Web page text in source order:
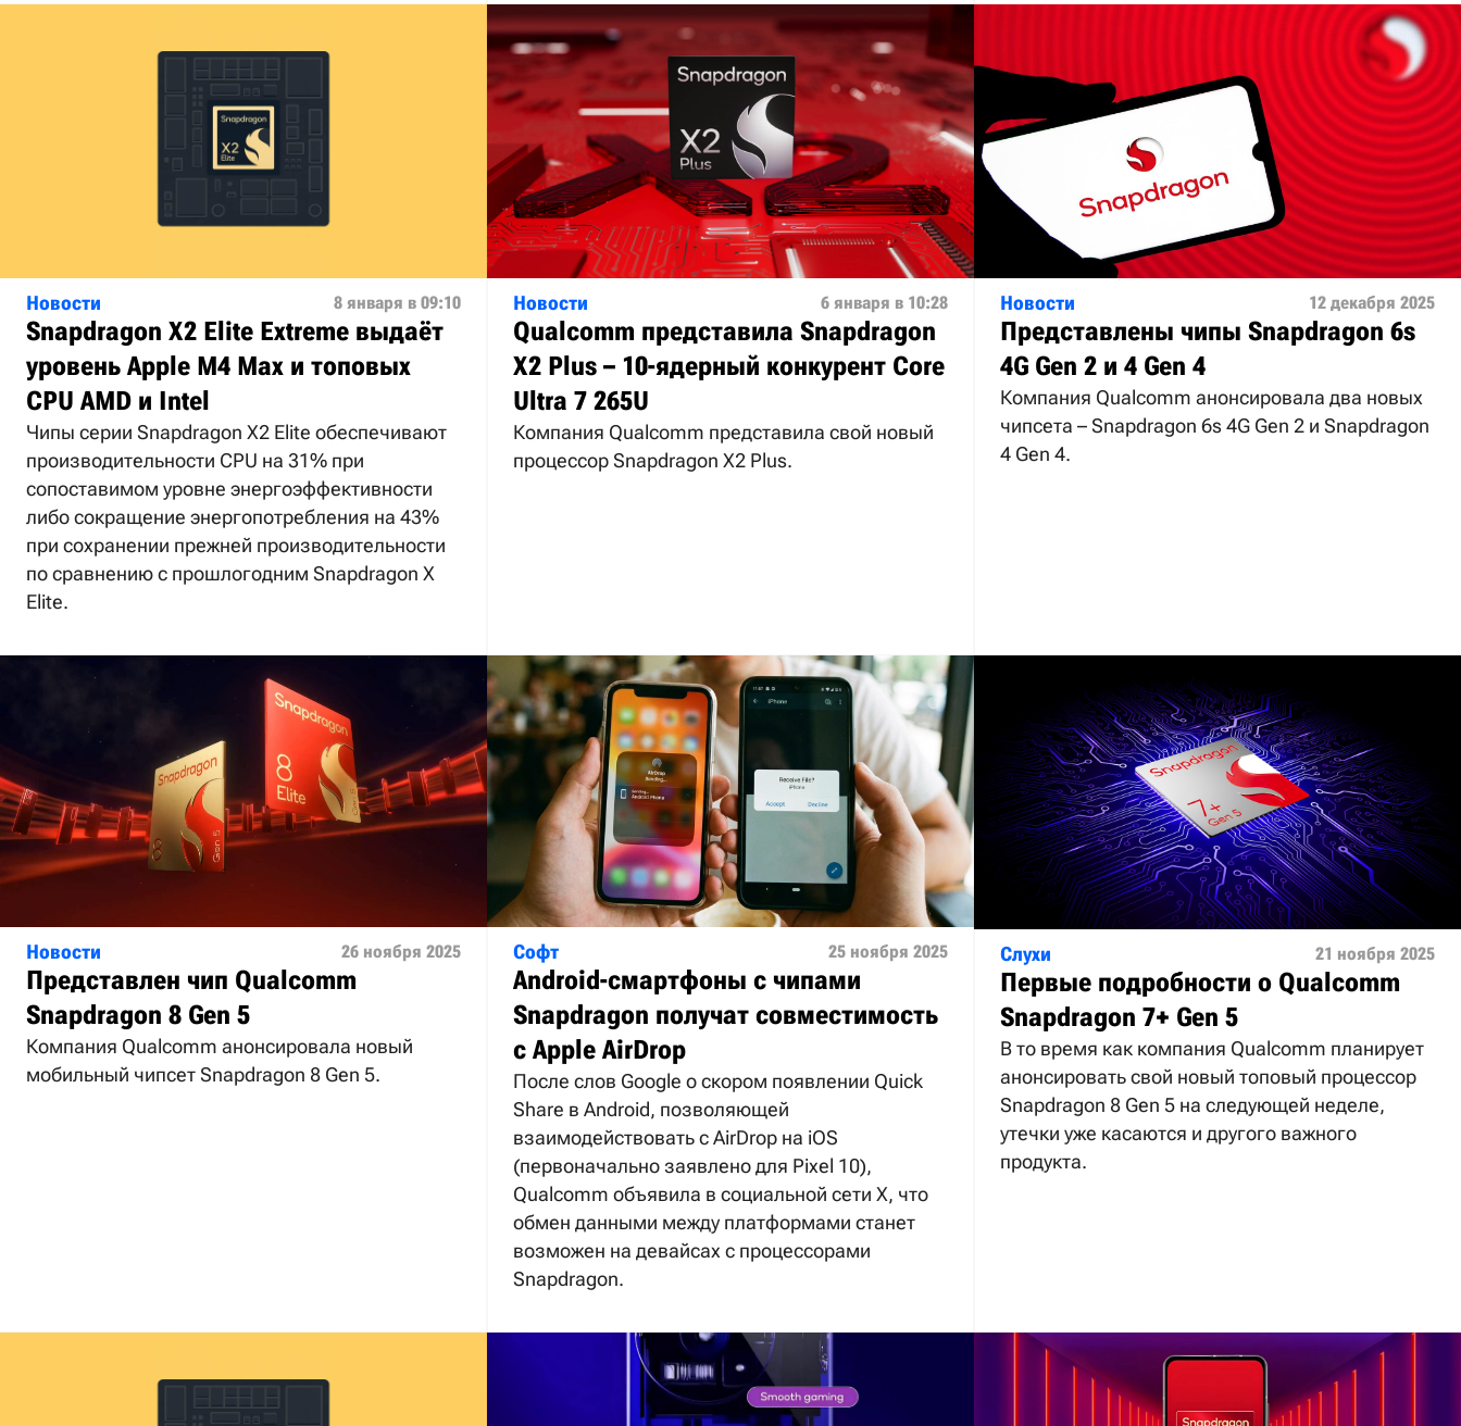
Новости 8 января в 09:10
Snapdragon X2 Elite Extreme выдаёт
уровень Apple M4 Max и топовых
CPU AMD и Intel
Чипы серии Snapdragon X2 Elite обеспечивают
производительности CPU на 31% при
сопоставимом уровне энергоэффективности
либо сокращение энергопотребления на 43%
при сохранении прежней производительности
по сравнению с прошлогодним Snapdragon X
Elite.
Новости 6 января в 10:28
Qualcomm представила Snapdragon
X2 Plus – 10-ядерный конкурент Core
Ultra 7 265U
Компания Qualcomm представила свой новый
процессор Snapdragon X2 Plus.
Новости 12 декабря 2025
Представлены чипы Snapdragon 6s
4G Gen 2 и 4 Gen 4
Компания Qualcomm анонсировала два новых
чипсета – Snapdragon 6s 4G Gen 2 и Snapdragon
4 Gen 4.
Новости 26 ноября 2025
Представлен чип Qualcomm
Snapdragon 8 Gen 5
Компания Qualcomm анонсировала новый
мобильный чипсет Snapdragon 8 Gen 5.
Софт 25 ноября 2025
Android-смартфоны с чипами
Snapdragon получат совместимость
с Apple AirDrop
После слов Google о скором появлении Quick
Share в Android, позволяющей
взаимодействовать с AirDrop на iOS
(первоначально заявлено для Pixel 10),
Qualcomm объявила в социальной сети X, что
обмен данными между платформами станет
возможен на девайсах с процессорами
Snapdragon.
Слухи 21 ноября 2025
Первые подробности о Qualcomm
Snapdragon 7+ Gen 5
В то время как компания Qualcomm планирует
анонсировать свой новый топовый процессор
Snapdragon 8 Gen 5 на следующей неделе,
утечки уже касаются и другого важного
продукта.